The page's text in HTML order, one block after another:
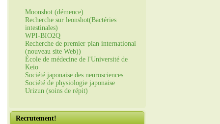
Moonshot (démence)
Recherche sur leonshot(Bactéries
intestinales)
WPI-BIO2Q
Recherche de premier plan international
(nouveau site Web))
École de médecine de l'Université de
Keio
Société japonaise des neurosciences
Société de physiologie japonaise
Urizun (soins de répit)
Recrutement!